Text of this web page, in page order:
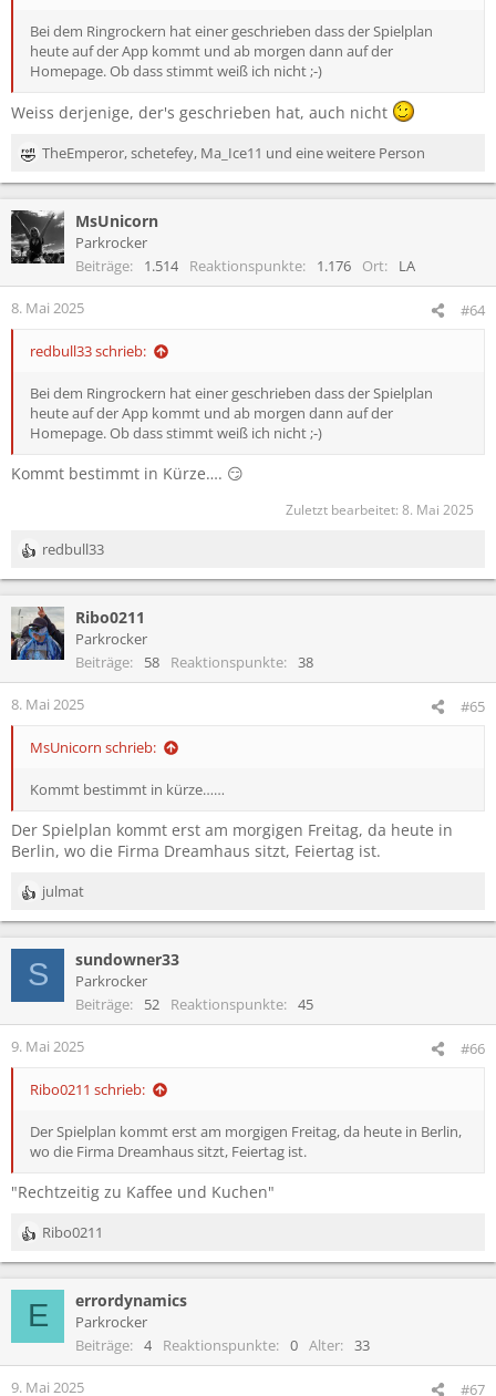
Bei dem Ringrockern hat einer geschrieben dass der Spielplan
heute auf der App kommt und ab morgen dann auf der
Homepage. Ob dass stimmt weiß ich nicht ;-)
Weiss derjenige, der's geschrieben hat, auch nicht
R
e
k
t
i
n
TheEmperor,schetefey, Ma_Ice11 und eine weitere Person
MsUnicorn
Parkrocker
Beiträge
1.514 Reaktionspunkte 1.176 Ort LA
8. Mai 2025 #64
redbull33 schrieb:
Bei dem Ringrockern hat einer geschrieben dass der Spielplan
heute auf der App kommt und ab morgen dann auf der
Homepage. Ob dass stimmt weiß ich nicht ;-)
Kommt bestimmt in Kürze…. 😏
Zuletzt bearbeitet: 8. Mai 2025
R
e
k
t
i
n
redbull33
Ribo0211
Parkrocker
Beiträge
58 Reaktionspunkte 38
8. Mai 2025 #65
MsUnicorn schrieb:
Kommt bestimmt in kürze……
Der Spielplan kommt erst am morgigen Freitag, da heute in
Berlin, wo die Firma Dreamhaus sitzt, Feiertag ist.
R
e
i
n
julmat
S sundowner33
Parkrocker
Beiträge
52 Reaktionspunkte 45
9. Mai 2025 #66
Ribo0211 schrieb:
Der Spielplan kommt erst am morgigen Freitag, da heute in Berlin,
wo die Firma Dreamhaus sitzt, Feiertag ist.
"Rechtzeitig zu Kaffee und Kuchen"
R
e
i
n
Ribo0211
E errordynamics
Parkrocker
Beiträge
4 Reaktionspunkte 0 Alter 33
9. Mai 2025 #67